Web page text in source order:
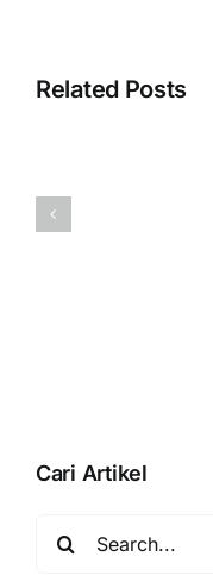
Related Posts
Cari Artikel